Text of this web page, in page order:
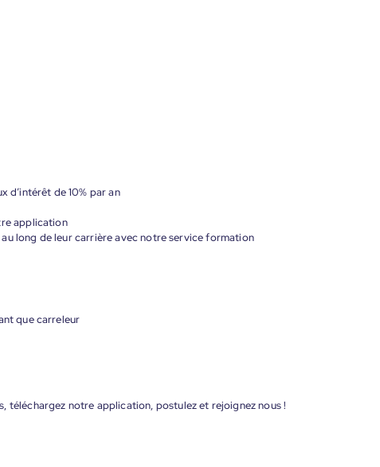
d’intérêt de 10% par an
application
long de leur carrière avec notre service formation
que carreleur
téléchargez notre application, postulez et rejoignez nous !